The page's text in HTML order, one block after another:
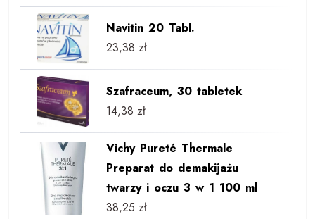
Navitin 20 Tabl.
23,38 zł
Szafraceum, 30 tabletek
14,38 zł
Vichy Pureté Thermale
Preparat do demakijażu
twarzy i oczu 3 w 1 100 ml
38,25 zł